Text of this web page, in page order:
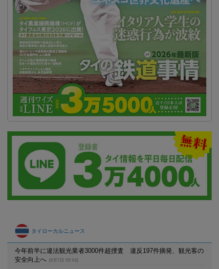
タイローカルニュース
今年前半に違法観光業者3000件超捜査 違反197件摘発、観光客の
安全向上へ
(8月7日 09:04)